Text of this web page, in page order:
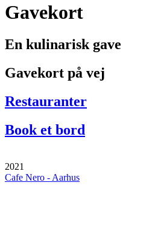
Gavekort
En kulinarisk gave
Gavekort på vej
Restauranter
Book et bord
2021
Cafe Nero - Aarhus